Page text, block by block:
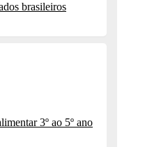
brasileiros
3º ao 5º ano